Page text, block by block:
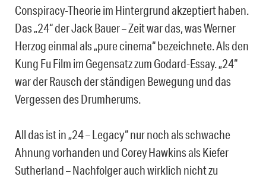
Conspiracy-Theorie im Hintergrund akzeptiert haben.
Das „24“ der Jack Bauer – Zeit war das, was Werner
Herzog einmal als „pure cinema“ bezeichnete. Als den
Kung Fu Film im Gegensatz zum Godard-Essay. „24“
war der Rausch der ständigen Bewegung und das
Vergessen des Drumherums.
All das ist in „24 – Legacy“ nur noch als schwache
Ahnung vorhanden und Corey Hawkins als Kiefer
Sutherland – Nachfolger auch wirklich nicht zu